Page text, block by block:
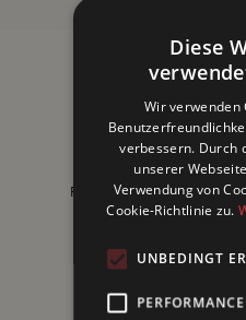
Willkommen in der
Premium Gewürze! Hier
an hochwertigen
Diese
Wir verwenden
verbessern. Durch
unserer
Verwendung von
Cookie-Richtlinie zu.
UNBEDINGT
PERFORMANCE